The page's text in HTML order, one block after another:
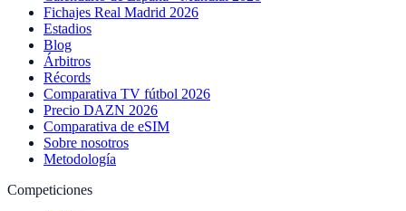
Fichajes Real Madrid 2026
Estadios
Blog
Árbitros
Récords
Comparativa TV fútbol 2026
Precio DAZN 2026
Comparativa de eSIM
Sobre nosotros
Metodología
Competiciones